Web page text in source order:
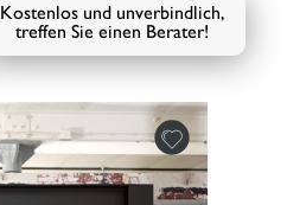
Kostenlos und unverbindlich,
treffen Sie einen Berater!